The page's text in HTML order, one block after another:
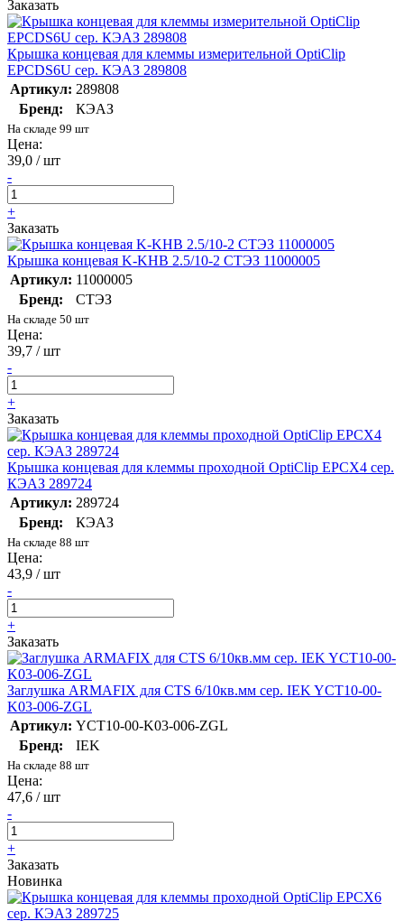
Заказать
Крышка концевая для клеммы измерительной OptiClip
EPCDS6U сер. КЭАЗ 289808
Артикул: 289808
Бренд:
КЭАЗ
На складе 99 шт
Цена:
39,0 / шт
-
+
Заказать
Крышка концевая K-KHB 2.5/10-2 СТЭЗ 11000005
Артикул: 11000005
Бренд:
СТЭЗ
На складе 50 шт
Цена:
39,7 / шт
-
+
Заказать
Крышка концевая для клеммы проходной OptiClip EPCX4 сер.
КЭАЗ 289724
Артикул: 289724
Бренд:
КЭАЗ
На складе 88 шт
Цена:
43,9 / шт
-
+
Заказать
Заглушка ARMAFIX для CTS 6/10кв.мм сер. IEK YCT10-00-
K03-006-ZGL
Артикул: YCT10-00-K03-006-ZGL
Бренд:
IEK
На складе 88 шт
Цена:
47,6 / шт
-
+
Заказать
Новинка